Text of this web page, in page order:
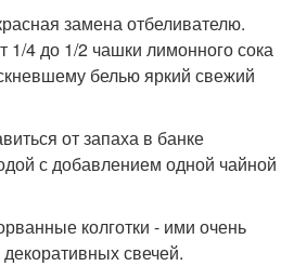
замена отбеливателю.
1/4 до 1/2 чашки лимонного сока
белью яркий свежий
от запаха в банке
с добавлением одной чайной
колготки - ими очень
свечей.